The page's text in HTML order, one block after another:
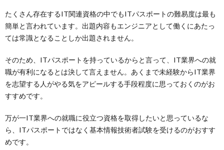
たくさん存在するIT関連資格の中でもITパスポートの難易度は最も
簡単と言われています。出題内容もエンジニアとして働くにあたっ
ては常識となることしか出題されません。
そのため、ITパスポートを持っているからと言って、IT業界への就
職が有利になるとは決して言えません。あくまで未経験からIT業界
を志望する人がやる気をアピールする手段程度に思っておくのがお
すすめです。
万が一IT業界への就職に役立つ資格を取得したいと思っているな
ら、ITパスポートではなく基本情報技術者試験を受けるのがおすす
めです。